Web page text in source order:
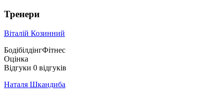
Тренери
Віталій Козинний
БодібілдінгФітнес
Оцінка
Відгуки 0 відгуків
Наталя Шкандиба